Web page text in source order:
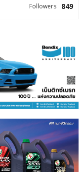
849
Followers